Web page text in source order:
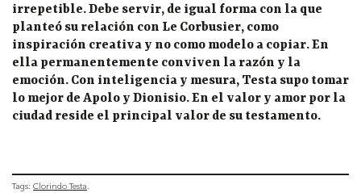
irrepetible. Debe servir, de igual forma con la que
planteó su relación con Le Corbusier, como
inspiración creativa y no como modelo a copiar. En
ella permanentemente conviven la razón y la
emoción. Con inteligencia y mesura, Testa supo tomar
lo mejor de Apolo y Dionisio. En el valor y amor por la
ciudad reside el principal valor de su testamento.
Tags: Clorindo Testa